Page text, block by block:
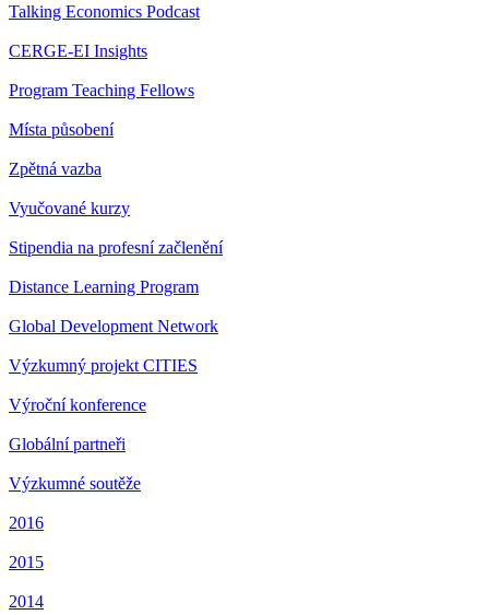
Talking Economics Podcast
CERGE-EI Insights
Program Teaching Fellows
Místa působení
Zpětná vazba
Vyučované kurzy
Stipendia na profesní začlenění
Distance Learning Program
Global Development Network
Výzkumný projekt CITIES
Výroční konference
Globální partneři
Výzkumné soutěže
2016
2015
2014